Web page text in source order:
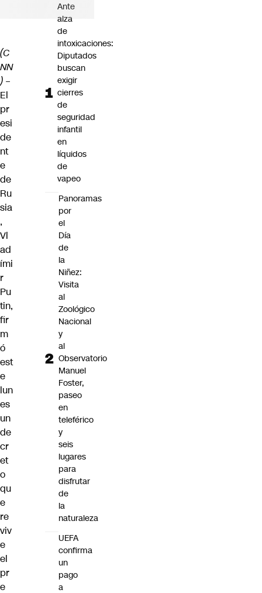
(C
NN
) –
El
pr
esi
de
nt
e
de
Ru
sia
,
Vl
ad
ími
r
Pu
tin,
fir
m
ó
est
e
lun
es
un
de
cr
et
o
qu
e
re
viv
e
el
pr
e
Ante
alza
de
intoxicaciones:
Diputados
buscan
exigir
cierres
de
seguridad
infantil
en
líquidos
de
vapeo
Panoramas
por
el
Día
de
la
Niñez:
Visita
al
Zoológico
Nacional
y
al
Observatorio
Manuel
Foster,
paseo
en
teleférico
y
seis
lugares
para
disfrutar
de
la
naturaleza
UEFA
confirma
un
pago
a